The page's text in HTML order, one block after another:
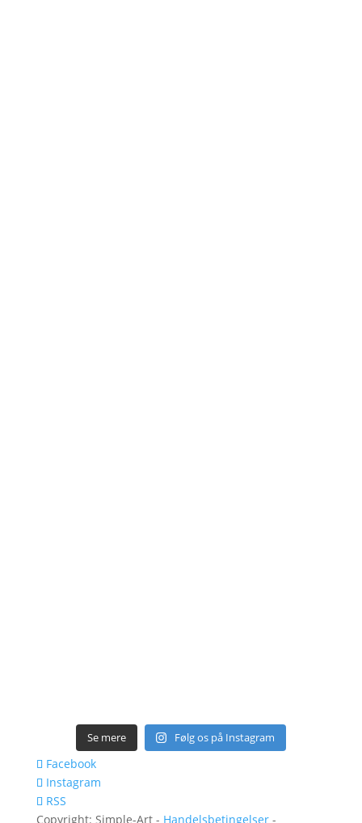
Se mere Følg os på Instagram
Facebook
Instagram
RSS
Copyright: Simple-Art - Handelsbetingelser-